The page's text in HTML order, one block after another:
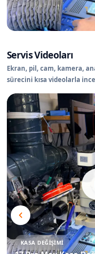
Servis Videoları
Ekran, pil, cam, kamera,
sürecini kısa videolarla
KASA DEĞIŞIMI